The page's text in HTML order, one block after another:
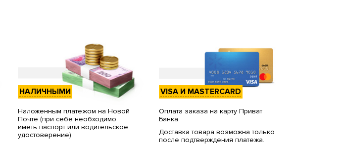
НАЛИЧНЫМИ
Наложенным платежом на Новой
Почте (при себе необходимо
иметь паспорт или водительское
удостоверение)
VISA И MASTERCARD
Оплата заказа на карту Приват
Банка.
Доставка товара возможна только
после подтверждения платежа.